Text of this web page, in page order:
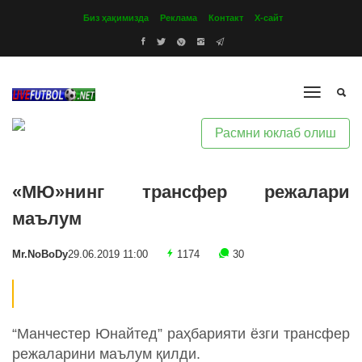
Биз ҳақимизда Реклама Контакт Х-сайт
Расмни юклаб олиш
«МЮ»нинг трансфер режалари
маълум
Mr.NoBoDy29.06.2019 11:00 1174 30
“Манчестер Юнайтед” раҳбарияти ёзги трансфер
режаларини маълум қилди.